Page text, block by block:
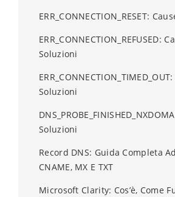
ERR_CONNECTION_RESET:
ERR_CONNECTION_REFUSED:
Soluzioni
Soluzioni
Soluzioni
Record DNS: Guida Completa
CNAME, MX E TXT
Microsoft Clarity: Cos’è, Come